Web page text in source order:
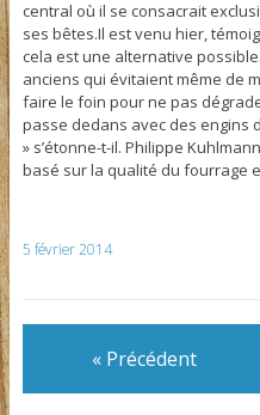
central où il se consacrait
ses bêtes.Il est venu hier,
cela est une alternative
anciens qui évitaient même de
faire le foin pour ne pas
passe dedans avec des engins
» s’étonne-t-il. Philippe
basé sur la qualité du fourrage
5 février 2014
« Précédent